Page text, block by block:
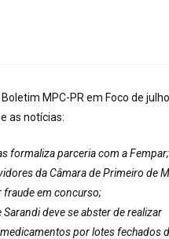
MPC-PR em Foco de
as notícias:
formaliza parceria com a Fempar;
da Câmara de Primeiro de
fraude em concurso;
deve se abster de realizar
por lotes fechados